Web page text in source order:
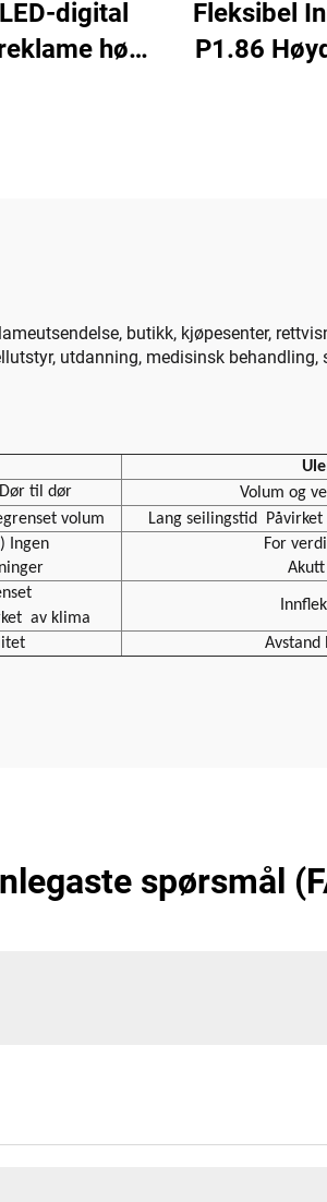
digital
høy
Fleksibel
P1.86
butikk, kjøpesenter,
utdanning, medisinsk
til dør Volum og
volum Lang seilingstid
Ingen
For
av klima
Avstand
spørsmål